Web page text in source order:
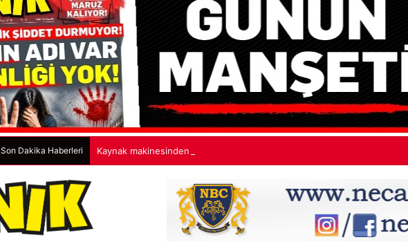
Son Dakika Haberleri Kaynak makinesinden çıkan kıvılcımlar yangına neden oldu